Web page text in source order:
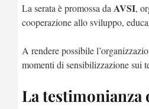
La serata è promossa da AVSI,
cooperazione allo sviluppo,
A rendere possibile
momenti di sensibilizzazione sui
La